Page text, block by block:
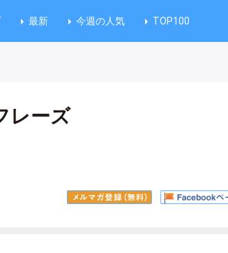
最新 今週の人気 TOP100
レーズ